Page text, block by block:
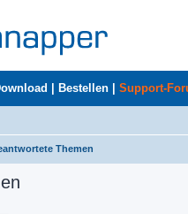
Bestellen Support-
Themen